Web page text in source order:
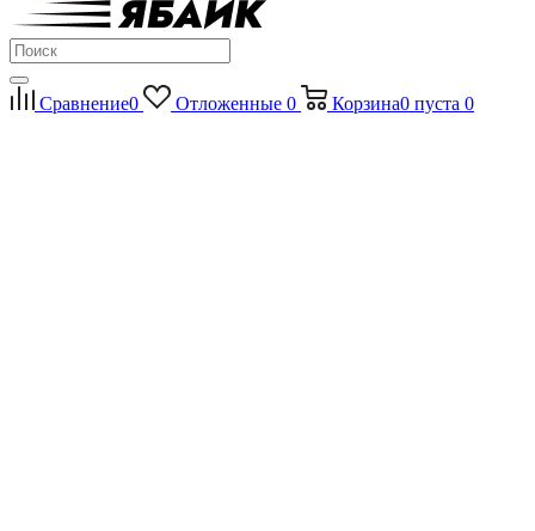
Сравнение0 Отложенные 0 Корзина0 пуста 0